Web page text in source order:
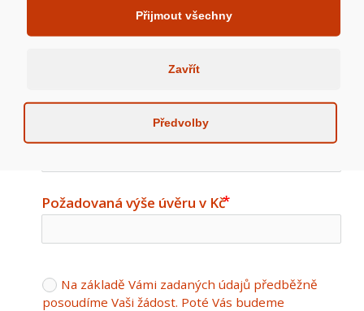
Adresa Nemovitosti
Požadovaná výše úvěru v Kč
Na základě Vámi zadaných údajů předběžně
posoudíme Vaši žádost. Poté Vás budeme
Přijmout všechny
Zavřít
Předvolby